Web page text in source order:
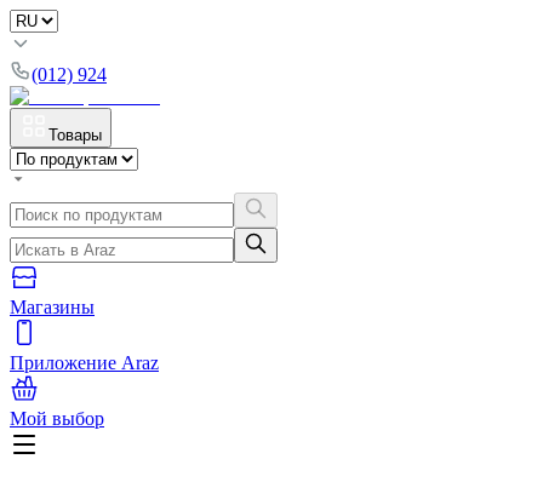
(012) 924
Товары
Магазины
Приложение Araz
Мой выбор